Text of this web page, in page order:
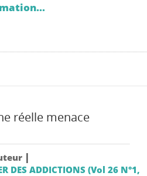
réelle menace
|
DES ADDICTIONS (Vol 26 N°1,